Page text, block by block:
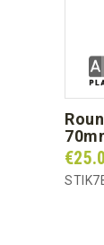
round bamboo pearl stick
Prix